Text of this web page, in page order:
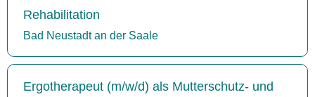
Rehabilitation
Bad Neustadt an der Saale
Ergotherapeut (m/w/d) als Mutterschutz- und